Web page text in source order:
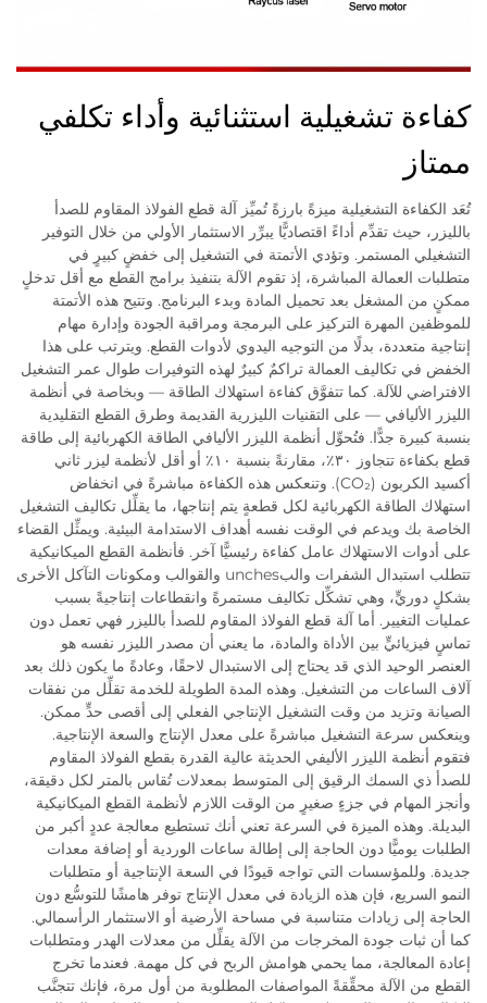
كفاءة تشغيلية استثنائية وأداء تكلفي
ممتاز
تُعَد الكفاءة التشغيلية ميزةً بارزةً تُميِّز آلة قطع الفولاذ المقاوم للصدأ
بالليزر، حيث تقدِّم أداءً اقتصاديًّا يبرِّر الاستثمار الأولي من خلال التوفير
التشغيلي المستمر. وتؤدي الأتمتة في التشغيل إلى خفضٍ كبيرٍ في
متطلبات العمالة المباشرة، إذ تقوم الآلة بتنفيذ برامج القطع مع أقل تدخلٍ
ممكنٍ من المشغل بعد تحميل المادة وبدء البرنامج. وتتيح هذه الأتمتة
للموظفين المهرة التركيز على البرمجة ومراقبة الجودة وإدارة مهام
إنتاجية متعددة، بدلًا من التوجيه اليدوي لأدوات القطع. ويترتب على هذا
الخفض في تكاليف العمالة تراكمٌ كبيرٌ لهذه التوفيرات طوال عمر التشغيل
الافتراضي للآلة. كما تتفوَّق كفاءة استهلاك الطاقة — وبخاصة في أنظمة
الليزر الأليافي — على التقنيات الليزرية القديمة وطرق القطع التقليدية
بنسبة كبيرة جدًّا. فتُحوِّل أنظمة الليزر الأليافي الطاقة الكهربائية إلى طاقة
قطع بكفاءة تتجاوز ٣٠٪، مقارنةً بنسبة ١٠٪ أو أقل لأنظمة ليزر ثاني
أكسيد الكربون (CO₂). وتنعكس هذه الكفاءة مباشرةً في انخفاض
استهلاك الطاقة الكهربائية لكل قطعةٍ يتم إنتاجها، ما يقلِّل تكاليف التشغيل
الخاصة بك ويدعم في الوقت نفسه أهداف الاستدامة البيئية. ويمثِّل القضاء
على أدوات الاستهلاك عامل كفاءة رئيسيًّا آخر. فأنظمة القطع الميكانيكية
تتطلب استبدال الشفرات والبunches والقوالب ومكونات التآكل الأخرى
بشكلٍ دوريٍّ، وهي تشكِّل تكاليف مستمرةً وانقطاعات إنتاجيةً بسبب
عمليات التغيير. أما آلة قطع الفولاذ المقاوم للصدأ بالليزر فهي تعمل دون
تماسٍ فيزيائيٍّ بين الأداة والمادة، ما يعني أن مصدر الليزر نفسه هو
العنصر الوحيد الذي قد يحتاج إلى الاستبدال لاحقًا، وعادةً ما يكون ذلك بعد
آلاف الساعات من التشغيل. وهذه المدة الطويلة للخدمة تقلِّل من نفقات
الصيانة وتزيد من وقت التشغيل الإنتاجي الفعلي إلى أقصى حدٍّ ممكن.
وينعكس سرعة التشغيل مباشرةً على معدل الإنتاج والسعة الإنتاجية.
فتقوم أنظمة الليزر الأليفي الحديثة عالية القدرة بقطع الفولاذ المقاوم
للصدأ ذي السمك الرقيق إلى المتوسط بمعدلات تُقاس بالمتر لكل دقيقة،
وأنجز المهام في جزءٍ صغيرٍ من الوقت اللازم لأنظمة القطع الميكانيكية
البديلة. وهذه الميزة في السرعة تعني أنك تستطيع معالجة عددٍ أكبر من
الطلبات يوميًّا دون الحاجة إلى إطالة ساعات الوردية أو إضافة معدات
جديدة. وللمؤسسات التي تواجه قيودًا في السعة الإنتاجية أو متطلبات
النمو السريع، فإن هذه الزيادة في معدل الإنتاج توفر هامشًا للتوسُّع دون
الحاجة إلى زيادات متناسبة في مساحة الأرضية أو الاستثمار الرأسمالي.
كما أن ثبات جودة المخرجات من الآلة يقلِّل من معدلات الهدر ومتطلبات
إعادة المعالجة، مما يحمي هوامش الربح في كل مهمة. فعندما تخرج
القطع من الآلة محقِّقةً المواصفات المطلوبة من أول مرة، فإنك تتجنَّب